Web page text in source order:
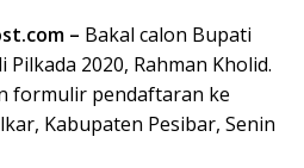
– Bakal calon Bupati
2020, Rahman Kholid.
formulir pendaftaran ke
Kabupaten Pesibar, Senin